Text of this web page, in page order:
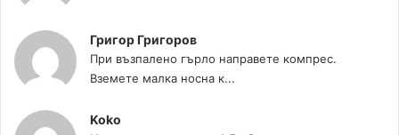
Григор Григоров
При възпалено гърло направете компрес.
Вземете малка носна к...
Koko